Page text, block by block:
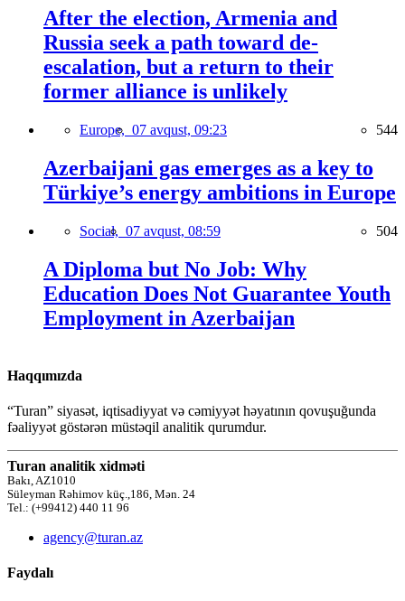
After the election, Armenia and
Russia seek a path toward de-
escalation, but a return to their
former alliance is unlikely
Europe, 07 avqust, 09:23 544
Azerbaijani gas emerges as a key to
Türkiye’s energy ambitions in Europe
Social, 07 avqust, 08:59 504
A Diploma but No Job: Why
Education Does Not Guarantee Youth
Employment in Azerbaijan
Haqqımızda
“Turan” siyasət, iqtisadiyyat və cəmiyyət həyatının qovuşuğunda
fəaliyyət göstərən müstəqil analitik qurumdur.
Turan analitik xidməti
Bakı, AZ1010
Süleyman Rəhimov küç.,186, Mən. 24
Tel.: (+99412) 440 11 96
agency@turan.az
Faydalı